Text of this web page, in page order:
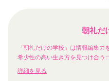
朝礼だ
「朝礼だけの学校」は情報編集
希少性の高い生き方を見つけ合う
詳細を見る